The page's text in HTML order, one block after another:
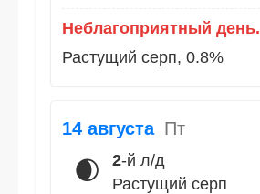
Неблагоприятный день.
Растущий серп, 0.8%
14 августа Пт
🌒 2-й л/д
Растущий серп